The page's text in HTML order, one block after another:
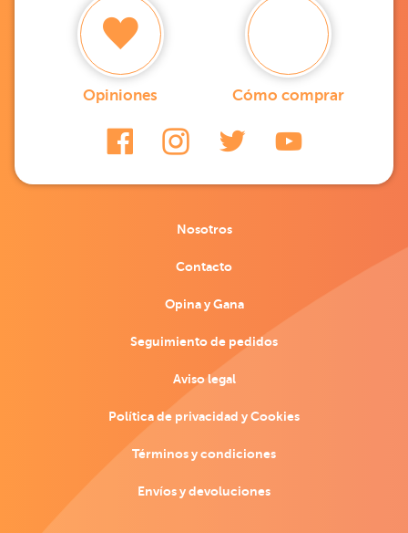
Opiniones Cómo comprar
Nosotros
Contacto
Opina y Gana
Seguimiento de pedidos
Aviso legal
Política de privacidad y Cookies
Términos y condiciones
Envíos y devoluciones